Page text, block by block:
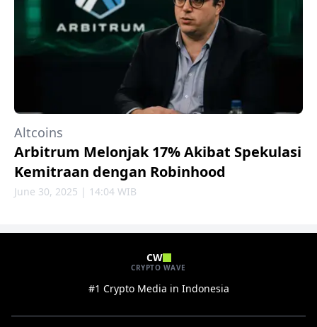
Altcoins
Arbitrum Melonjak 17% Akibat Spekulasi
Kemitraan dengan Robinhood
June 30, 2025 | 14:04 WIB
CW
CRYPTO WAVE
#1 Crypto Media in Indonesia